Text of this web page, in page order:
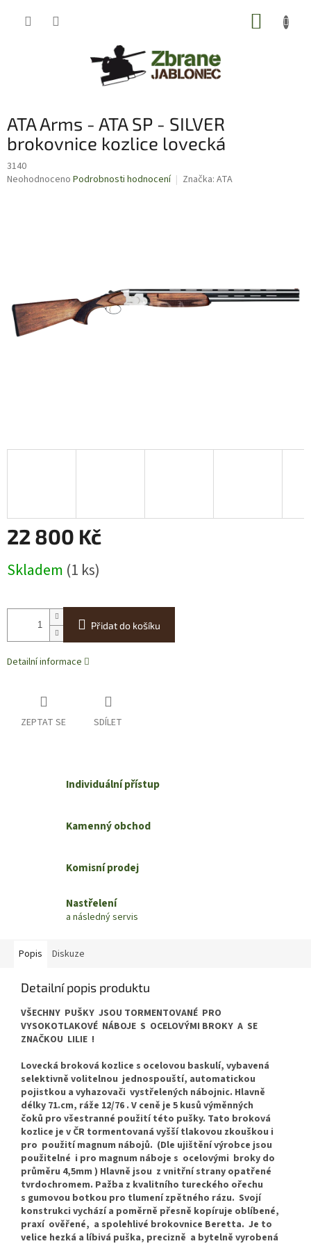
ATA Arms - ATA SP - SILVER
brokovnice kozlice lovecká
3140
Průměrné
Neohodnoceno Podrobnosti hodnocení Značka: ATA
22 800 Kč
cena:
Skladem (1 ks)
Přidat do košíku
Detailní informace
ZEPTAT SE SDÍLET
Individuální přístup
Kamenný obchod
Komisní prodej
Nastřelení
a následný servis
Popis Diskuze
Detailní popis produktu
VŠECHNY PUŠKY JSOU TORMENTOVANÉ PRO
VYSOKOTLAKOVÉ NÁBOJE S OCELOVÝMI BROKY A SE
ZNAČKOU LILIE !
Lovecká broková kozlice s ocelovou baskulí, vybavená
selektivně volitelnou jednospouští, automatickou
pojistkou a vyhazovači vystřelených nábojnic. Hlavně
délky 71.cm, ráže 12/76 . V ceně je 5 kusů výměnných
čoků pro všestranné použití této pušky. Tato broková
kozlice je v ČR tormentovaná vyšší tlakovou zkouškou i
pro použití magnum nábojů. (Dle ujištění výrobce jsou
použitelné i pro magnum náboje s ocelovými broky do
průměru 4,5mm ) Hlavně jsou z vnitřní strany opatřené
tvrdochromem. Pažba z kvalitního tureckého ořechu
s gumovou botkou pro tlumení zpětného rázu. Svojí
konstrukci vychází a poměrně přesně kopíruje oblíbené,
praxí ověřené, a spolehlivé brokovnice Beretta. Je to
velice hezká a líbivá puška, precizně a bytelně vyrobená